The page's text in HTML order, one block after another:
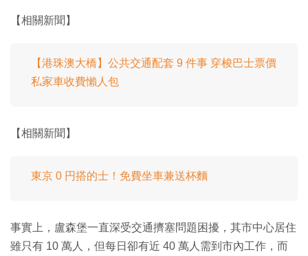
【相關新聞】
【港珠澳大橋】公共交通配套 9 件事 穿梭巴士票價
私家車收費懶人包
【相關新聞】
東京 0 円搭的士！免費坐車兼送杯麵
事實上，盧森堡一直深受交通擠塞問題困擾，其市中心居住
雖只有 10 萬人，但每日卻有近 40 萬人需到市內工作，而